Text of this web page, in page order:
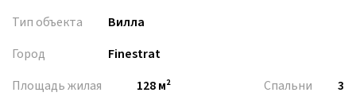
Тип объекта
Вилла
Город
Finestrat
Площадь жилая
128 м²
Спальни
3